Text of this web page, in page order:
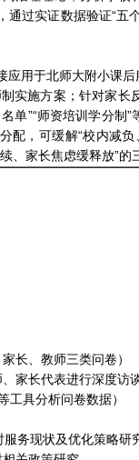
通过实证数据验证“
应用于北师大附小课
实施方案；针对家
单”“师资培训学分
配，可缓解“校内减
、家长焦虑缓释放”的
长、教师三类问卷）
家长代表进行深度访
工具分析问卷数据）
务现状及优化策略研